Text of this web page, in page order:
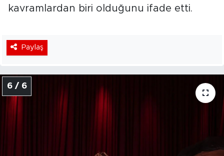
kavramlardan biri olduğunu ifade etti.
Paylaş
6 / 6